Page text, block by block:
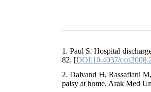
1. Paul S. Hospital
82. [DOI:10.4037/
2. Dalvand H, Rassafiani
palsy at home. Arak Med